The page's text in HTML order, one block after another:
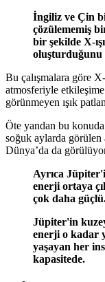
İngiliz ve Çin
çözülememiş
bir şekilde X-
oluşturduğunu
Bu çalışmalara göre
atmosferiyle
görünmeyen ışık
Öte yandan bu
soğuk aylarda görülen
Dünya’da da
Ayrıca
enerji ortaya
çok daha
Jüpiter'in
enerji o kadar
yaşayan her
kapasitede.